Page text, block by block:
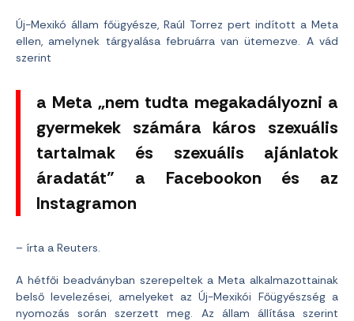
Új-Mexikó állam főügyésze, Raúl Torrez pert indított a Meta
ellen, amelynek tárgyalása februárra van ütemezve. A vád
szerint
a Meta „nem tudta megakadályozni a
gyermekek számára káros szexuális
tartalmak és szexuális ajánlatok
áradatát” a Facebookon és az
Instagramon
– írta a Reuters.
A hétfői beadványban szerepeltek a Meta alkalmazottainak
belső levelezései, amelyeket az Új-Mexikói Főügyészség a
nyomozás során szerzett meg. Az állam állítása szerint